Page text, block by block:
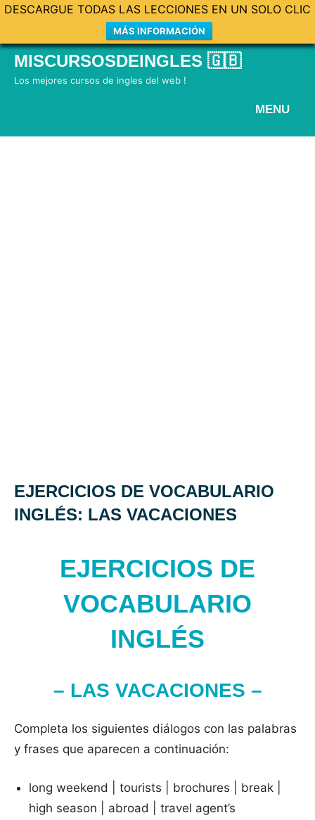
DESCARGUE TODAS LAS LECCIONES EN UN SOLO CLIC
MÁS INFORMACIÓN
SkipMISCURSOSDEINGLES 🇬🇧
Los mejores cursos de ingles del web !
MENU
EJERCICIOS DE VOCABULARIO
INGLÉS: LAS VACACIONES
EJERCICIOS DE
VOCABULARIO
INGLÉS
– LAS VACACIONES –
Completa los siguientes diálogos con las palabras
y frases que aparecen a continuación:
long weekend | tourists | brochures | break |
high season | abroad | travel agent’s